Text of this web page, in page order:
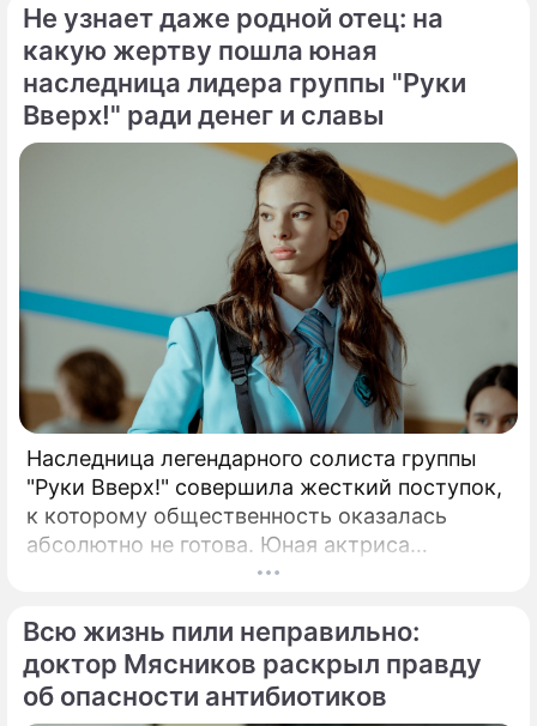
Генеральный директор мощнейшего
холдинга "Газпром-медиа" Александр Жаров
решился на неожидаемый и крайне острый
демарш.
Не узнает даже родной отец: на
какую жертву пошла юная
наследница лидера группы "Руки
Вверх!" ради денег и славы
Наследница легендарного солиста группы
"Руки Вверх!" совершила жесткий поступок,
к которому общественность оказалась
абсолютно не готова. Юная актриса
Вероника Жукова, дочь бессменного лидера
заставила взрогнуть своих многочисленных
поклонников.
Всю жизнь пили неправильно:
доктор Мясников раскрыл правду
об опасности антибиотиков